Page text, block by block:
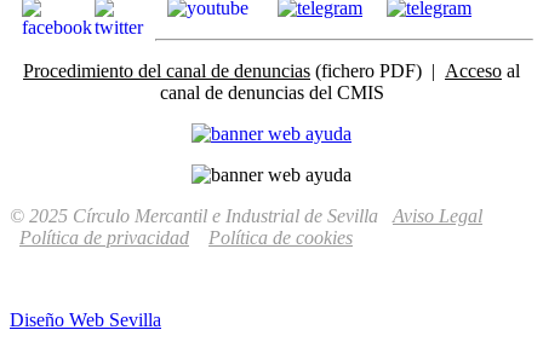
Procedimiento del canal de denuncias (fichero PDF) | Acceso al
canal de denuncias del CMIS
© 2025 Círculo Mercantil e Industrial de Sevilla Aviso Legal
Política de privacidad
Política de cookies
Diseño Web Sevilla